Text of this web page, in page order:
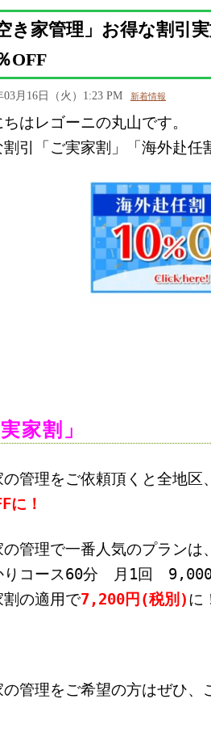
空き家管理」お得な割引
OFF
03月16日（火）1:23 PM 新着情報
はレゴーニの丸山です。
割引「ご実家割」「海外赴任
家割」
の管理をご依頼頂くと全地区
に！
の管理で一番人気のプランは、
りコース60分 月1回
割の適用で7,200円(税別)に
の管理をご希望の方はぜひ、